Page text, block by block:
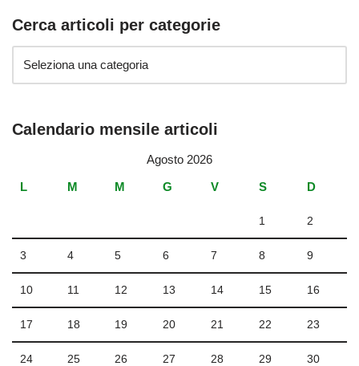
Cerca articoli per categorie
Calendario mensile articoli
Agosto 2026
L
M M G V S D
1 2
3 4 5 6 7 8 9
10 11 12 13 14 15 16
17 18 19 20 21 22 23
24 25 26 27 28 29 30